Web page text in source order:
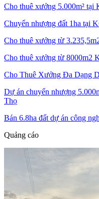
Cho thuê xưởng 5.000m²
Chuyển nhượng đất 1ha tại
Cho thuê xưởng từ
Cho thuê xưởng từ 8000m2
Cho Thuê Xưởng Đa Dạng
Dự án chuyển nhượng
Thọ
Bán 6.8ha đất dự án công
Quảng cáo